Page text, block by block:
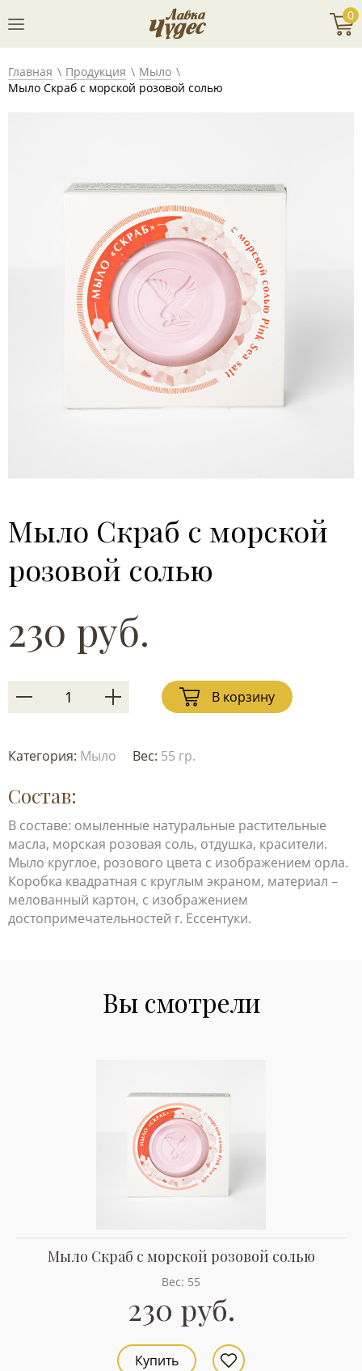
0
Главная Продукция
Мыло
Мыло Скраб с морской розовой солью
Мыло Скраб с морской
розовой солью
230 руб.
В корзину
Категория: Мыло Вес: 55 гр.
Состав:
В составе: омыленные натуральные растительные
масла, морская розовая соль, отдушка, красители.
Мыло круглое, розового цвета с изображением орла.
Коробка квадратная с круглым экраном, материал –
мелованный картон, с изображением
достопримечательностей г. Ессентуки.
Вы смотрели
Мыло Скраб с морской розовой солью
Вес: 55
230 руб.
Купить